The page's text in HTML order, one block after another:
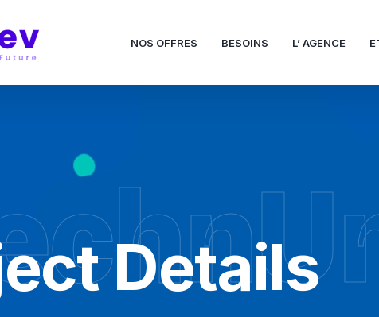
NOS OFFRES BESOINS L’ AGENCE
Details